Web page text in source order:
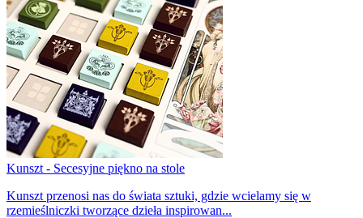
Kunszt - Secesyjne piękno na stole
Kunszt przenosi nas do świata sztuki, gdzie wcielamy się w
rzemieślniczki tworzące dzieła inspirowan...